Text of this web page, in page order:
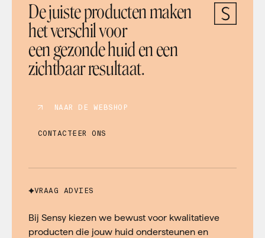
De juiste producten maken
het verschil voor
een gezonde huid en een
zichtbaar resultaat.
NAAR DE WEBSHOP
CONTACTEER ONS
VRAAG ADVIES
Bij Sensy kiezen we bewust voor kwalitatieve
producten die jouw huid ondersteunen en